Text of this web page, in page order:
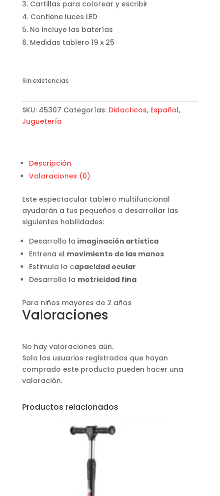
Cartillas para colorear y escribir
Contiene luces LED
No incluye las baterías
Medidas tablero 19 x 25
Sin existencias
SKU: 45307 Categorías: Didacticos, Español,
Juguetería
Descripción
Valoraciones (0)
Este espectacular tablero multifuncional
ayudarán a tus pequeños a desarrollar las
siguientes habilidades:
Desarrolla la imaginación artística
Entrena el movimiento de las manos
Estimula la capacidad ocular
Desarrolla la motricidad fina
Para niños mayores de 2 años
Valoraciones
No hay valoraciones aún.
Solo los usuarios registrados que hayan
comprado este producto pueden hacer una
valoración.
Productos relacionados